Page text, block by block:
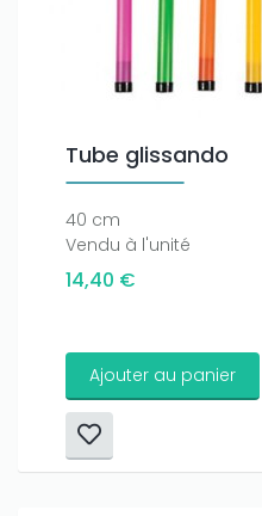
Tube glissando
40 cm
Vendu à l'unité
14,40 €
Ajouter au panier